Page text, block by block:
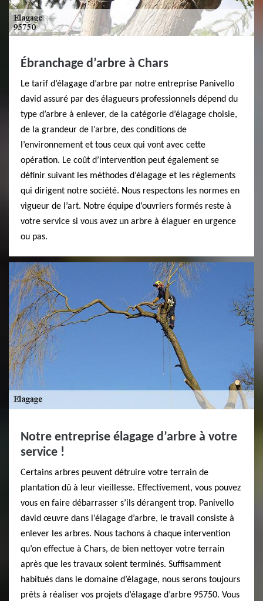
Ébranchage d’arbre à Chars
Le tarif d’élagage d’arbre par notre entreprise Panivello
david assuré par des élagueurs professionnels dépend du
type d’arbre à enlever, de la catégorie d’élagage choisie,
de la grandeur de l’arbre, des conditions de
l’environnement et tous ceux qui vont avec cette
opération. Le coût d’intervention peut également se
définir suivant les méthodes d’élagage et les règlements
qui dirigent notre société. Nous respectons les normes en
vigueur de l’art. Notre équipe d’ouvriers formés reste à
votre service si vous avez un arbre à élaguer en urgence
ou pas.
Notre entreprise élagage d’arbre à votre
service !
Certains arbres peuvent détruire votre terrain de
plantation dû à leur vieillesse. Effectivement, vous pouvez
vous en faire débarrasser s’ils dérangent trop. Panivello
david œuvre dans l’élagage d’arbre, le travail consiste à
enlever les arbres. Nous tachons à chaque intervention
qu’on effectue à Chars, de bien nettoyer votre terrain
après que les travaux soient terminés. Suffisamment
habitués dans le domaine d’élagage, nous serons toujours
prêts à réaliser vos projets d’élagage d’arbre 95750. Vous